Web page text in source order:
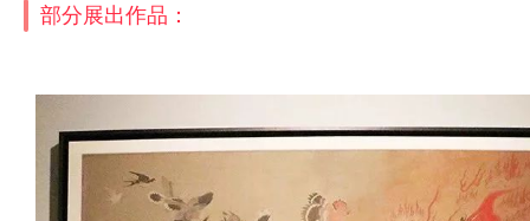
部分展出作品：